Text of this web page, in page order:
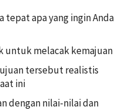
tepat apa yang ingin Anda
untuk melacak kemajuan
tersebut realistis
ini
dengan nilai-nilai dan